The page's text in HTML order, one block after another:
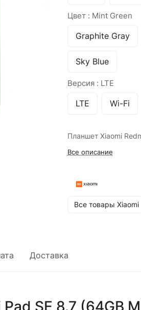
Цвет : Mint Green
Graphite Gray
Sky Blue
Версия : LTE
LTE Wi-Fi
Планшет Xiaomi
Все описание
Все товары Xiaomi
Доставка
SE 8.7 (64GB